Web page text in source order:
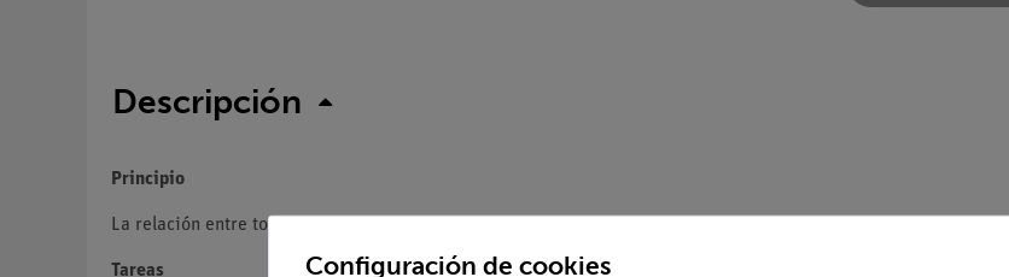
Descripción
Principio
La relación entre torque y ángulo de rotación se determina cuando barras de metal se tuercen.
Tareas Configuración de cookies